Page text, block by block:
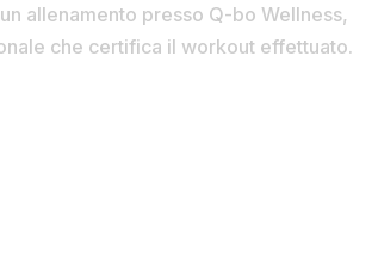
allenamento presso Q-bo Wellness,
che certifica il workout effettuato.